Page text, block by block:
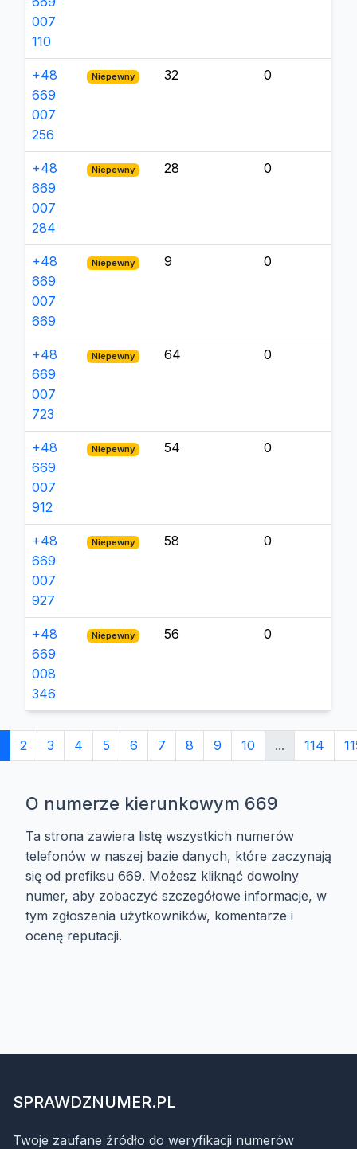
007
110
+48
669
007
256
Niepewny 32 0
+48
669
007
284
Niepewny 28 0
+48
669
007
669
Niepewny 9 0
+48
669
007
723
Niepewny 64 0
+48
669
007
912
Niepewny 54 0
+48
669
007
927
Niepewny 58 0
+48
669
008
346
Niepewny 56 0
2 3 4 5 6 7 8 9 10 ... 114
O numerze kierunkowym 669
Ta strona zawiera listę wszystkich numerów
telefonów w naszej bazie danych, które zaczynają
się od prefiksu 669. Możesz kliknąć dowolny
numer, aby zobaczyć szczegółowe informacje, w
tym zgłoszenia użytkowników, komentarze i
ocenę reputacji.
SPRAWDZNUMER.PL
Twoje zaufane źródło do weryfikacji numerów